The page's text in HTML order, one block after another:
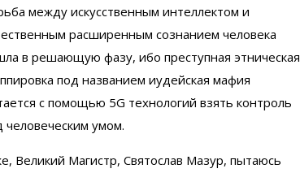
между искусственным интеллектом и
расширенным сознанием человека
в решающую фазу, ибо преступная этническая
под названием иудейская мафия
с помощью 5G технологий взять контроль
человеческим умом.
Великий Магистр, Святослав Мазур, пытаюсь